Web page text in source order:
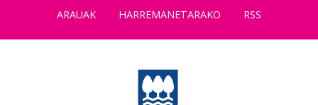
ARAUAK
HARREMANETARAKO RSS